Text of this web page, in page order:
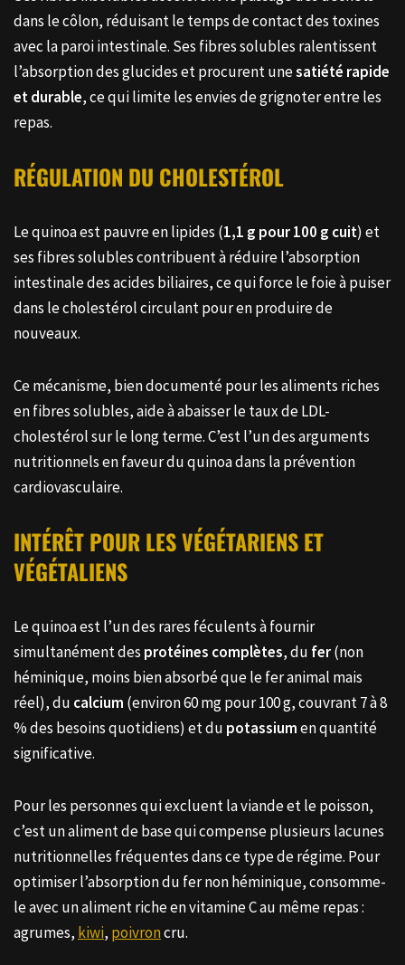
dans le côlon, réduisant le temps de contact des toxines
avec la paroi intestinale. Ses fibres solubles ralentissent
l’absorption des glucides et procurent unesatiété rapide
et durable, ce qui limite les envies de grignoter entre les
repas.
RÉGULATION DU CHOLESTÉROL
Le quinoa est pauvre en lipides (1,1 g pour 100 g cuit) et
ses fibres solubles contribuent à réduire l’absorption
intestinale des acides biliaires, ce qui force le foie à puiser
dans le cholestérol circulant pour en produire de
nouveaux.
Ce mécanisme, bien documenté pour les aliments riches
en fibres solubles, aide à abaisser le taux de LDL-
cholestérol sur le long terme. C’est l’un des arguments
nutritionnels en faveur du quinoa dans la prévention
cardiovasculaire.
INTÉRÊT POUR LES VÉGÉTARIENS ET
VÉGÉTALIENS
Le quinoa est l’un des rares féculents à fournir
simultanément des protéines complètes, du fer(non
héminique, moins bien absorbé que le fer animal mais
réel), du calcium (environ 60 mg pour 100 g, couvrant 7 à 8
% des besoins quotidiens) et du potassiumen quantité
significative.
Pour les personnes qui excluent la viande et le poisson,
c’est un aliment de base qui compense plusieurs lacunes
nutritionnelles fréquentes dans ce type de régime. Pour
optimiser l’absorption du fer non héminique, consomme-
le avec un aliment riche en vitamine C au même repas :
agrumes, kiwi, poivroncru.